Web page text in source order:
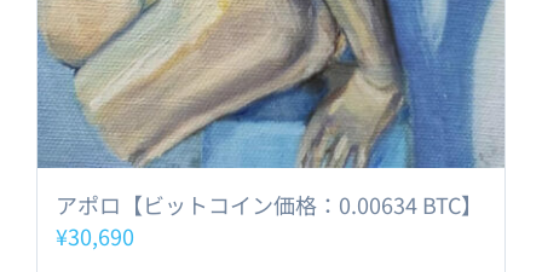
アポロ【ビットコイン価格：0.00634 BTC】
¥30,690